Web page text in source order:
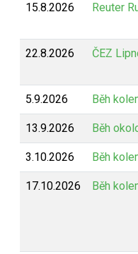
15.8.2026 Reuter
22.8.2026 ČEZ
5.9.2026 Běh
13.9.2026 Běh
3.10.2026 Běh
17.10.2026 Běh